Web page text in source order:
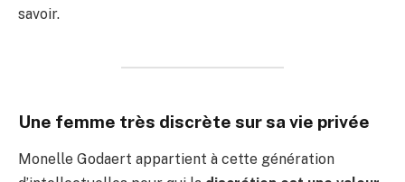
savoir.
Une femme très discrète sur sa vie privée
Monelle Godaert appartient à cette génération